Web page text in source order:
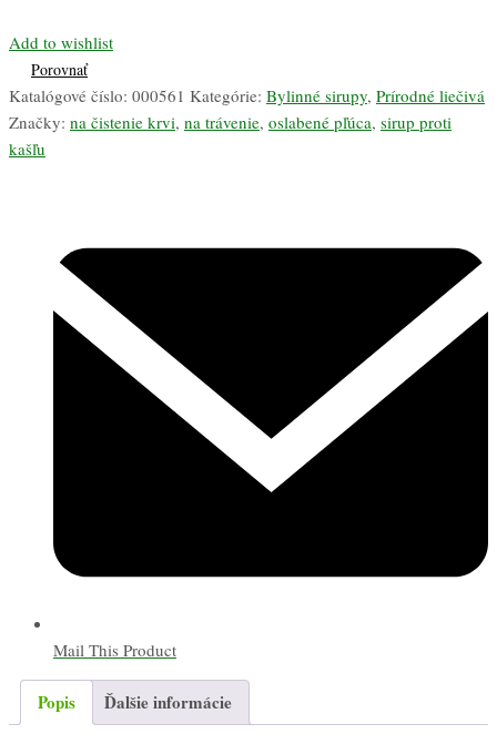
Add to wishlist
Porovnať
Katalógové číslo: 000561 Kategórie: Bylinné sirupy, Prírodné liečivá
Značky: na čistenie krvi, na trávenie, oslabené pľúca, sirup proti
kašľu
Mail This Product
Popis Ďalšie informácie